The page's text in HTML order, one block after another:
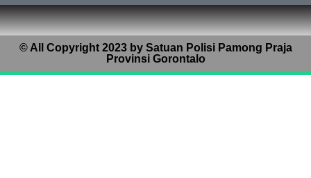
© All Copyright 2023 by Satuan Polisi Pamong Praja
Provinsi Gorontalo